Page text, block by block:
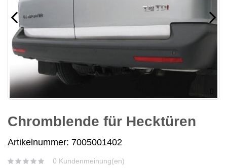
Chromblende für Hecktüren
Artikelnummer: 7005001402
0 Kundenmeinung(en)